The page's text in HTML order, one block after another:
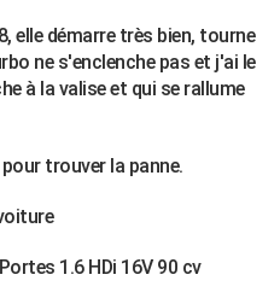
elle démarre très bien, tourne
ne s'enclenche pas et j'ai le
à la valise et qui se rallume
trouver la panne.
1.6 HDi 16V 90 cv